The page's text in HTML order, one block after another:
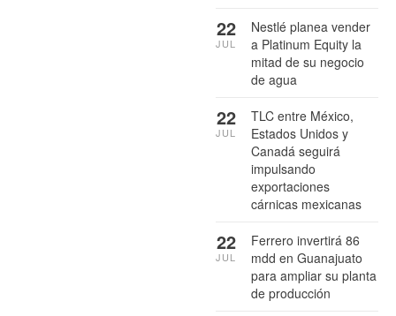
Nestlé planea vender
a Platinum Equity la
mitad de su negocio
de agua
22
JUL
TLC entre México,
Estados Unidos y
Canadá seguirá
impulsando
exportaciones
cárnicas mexicanas
22
JUL
Ferrero invertirá 86
mdd en Guanajuato
para ampliar su planta
de producción
22
JUL